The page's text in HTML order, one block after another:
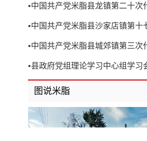
•中国共产党米脂县龙镇第二十次
•中国共产党米脂县沙家店镇第十
•中国共产党米脂县城郊镇第三次
•县政府党组理论学习中心组学习
第8次党组（扩大）会议召开
图说米脂